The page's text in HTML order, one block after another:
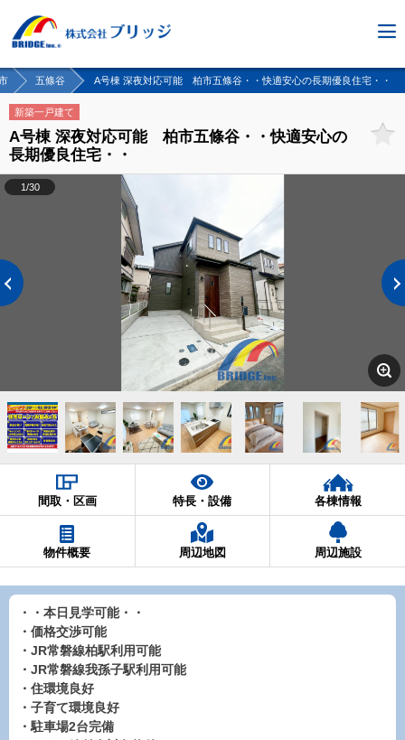
五條谷 A号棟 深夜対応可能 柏市五條谷・・快適安心の長期優良住宅・・
新築一戸建て
A号棟 深夜対応可能 柏市五條谷・・快適安心の
長期優良住宅・・
1/30
間取・区画 特長・設備 各棟情報
物件概要 周辺地図 周辺施設
・・本日見学可能・・
・価格交渉可能
・JR常磐線柏駅利用可能
・JR常磐線我孫子駅利用可能
・住環境良好
・子育て環境良好
・駐車場2台完備